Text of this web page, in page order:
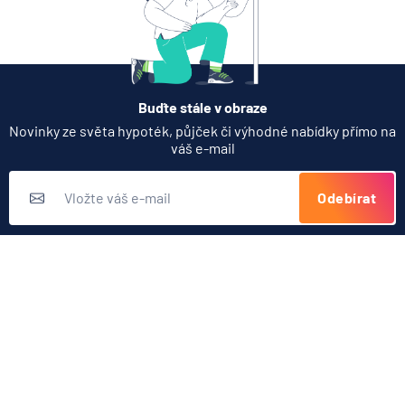
Když rozhoduje stres: nové
triky bankovních
podvodníků
6.8.2026
Zobrazit všechny články
občanském životě
Garanční systém finančního trhu
Pojištění novorozence
Buďte stále v obraze
Novinky ze světa hypoték, půjček či výhodné nabídky přímo na
váš e-mail
Odebírat